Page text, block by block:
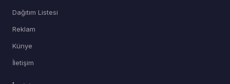
Dağıtım Listesi
Reklam
Künye
İletişim